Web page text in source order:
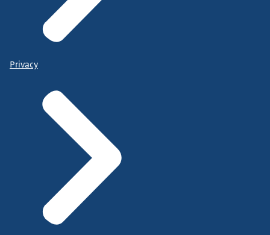
Privacy